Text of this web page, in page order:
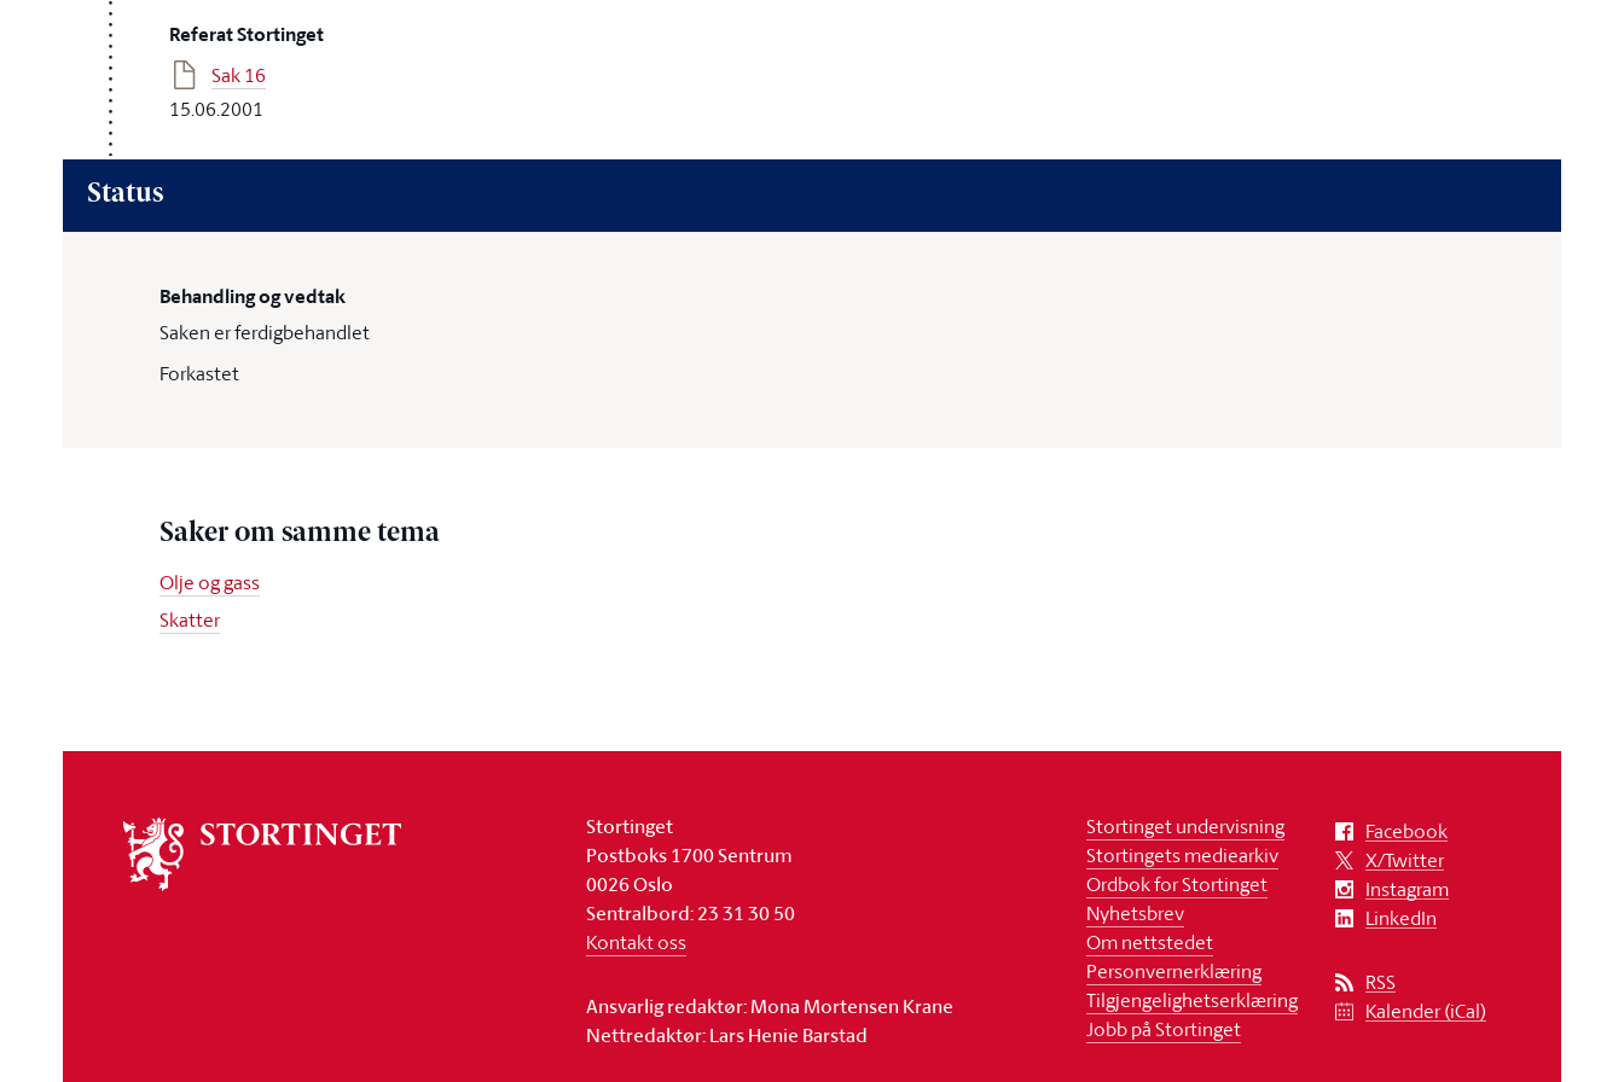
Referat Stortinget
Sak 16
15.06.2001
Status
Behandling og vedtak
Saken er ferdigbehandlet
Forkastet
Saker om samme tema
Olje og gass
Skatter
stortinget
Stortinget
Postboks 1700 Sentrum
0026 Oslo
Sentralbord: 23 31 30 50
Kontakt oss
Ansvarlig redaktør: Mona Mortensen Krane
Nettredaktør: Lars Henie Barstad
Stortinget undervisning
Stortingets mediearkiv
Ordbok for Stortinget
Nyhetsbrev
Om nettstedet
Personvernerklæring
Tilgjengelighetserklæring
Jobb på Stortinget
Facebook
X/Twitter
Instagram
LinkedIn
RSS
Kalender (iCal)